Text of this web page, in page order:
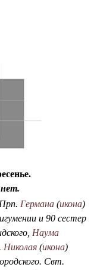
Германа (икона)
и 90 сестер
Наума
Николая (икона)
Свт.